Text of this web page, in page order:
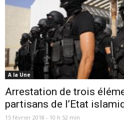
A la Une
Arrestation de trois
partisans de l’Etat
15 février 2018 - 10 h 52 min